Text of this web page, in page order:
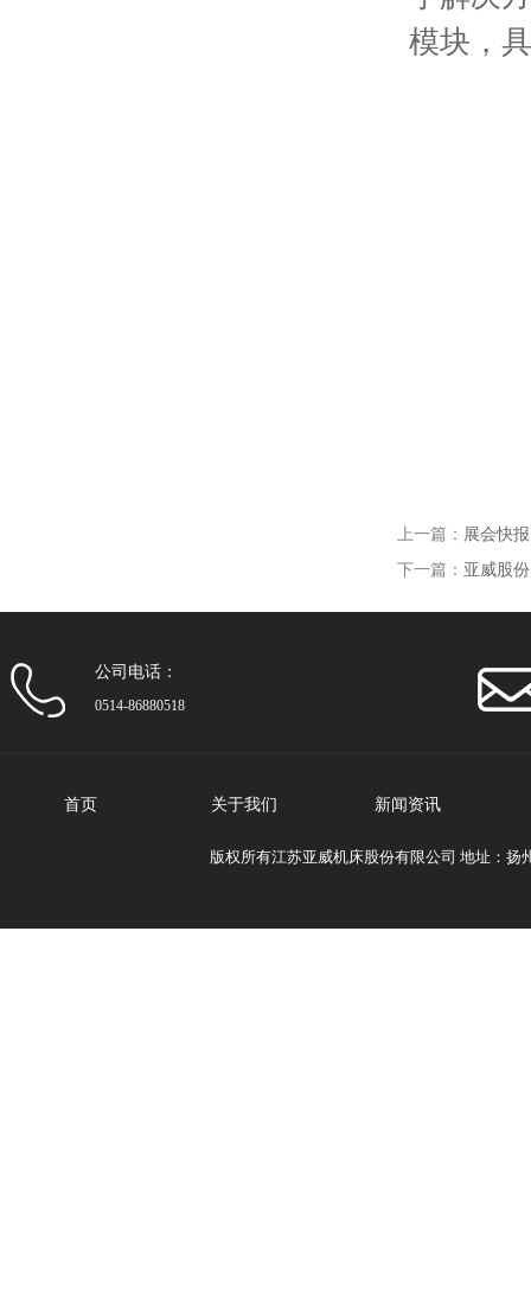
模块，
上一篇： 展会快
下一篇： 亚威股
公司电话：
0514-86880518
首页 关于我们 新闻资讯
版权所有江苏亚威机床股份有限公司 地址：